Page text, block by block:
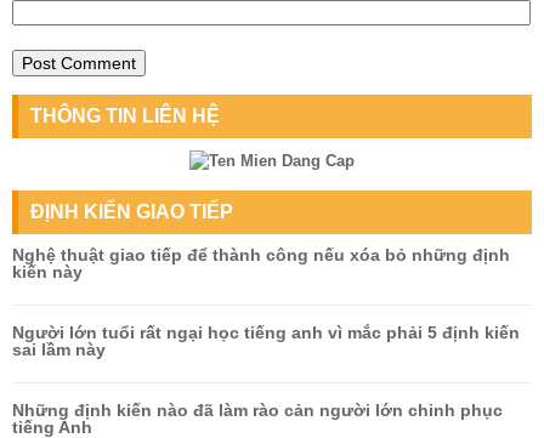
THÔNG TIN LIÊN HỆ
ĐỊNH KIẾN GIAO TIẾP
Nghệ thuật giao tiếp để thành công nếu xóa bỏ những định
kiến này
Người lớn tuổi rất ngại học tiếng anh vì mắc phải 5 định kiến
sai lầm này
Những định kiến nào đã làm rào cản người lớn chinh phục
tiếng Anh